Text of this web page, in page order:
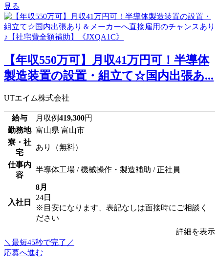
見る
【年収550万可】月収41万円可！半導体
製造装置の設置・組立て☆国内出張あ...
UTエイム株式会社
給与 月収例419,300円
勤務地 富山県 富山市
寮・社
宅
あり（無料）
仕事内
容
半導体工場 / 機械操作・製造補助 / 正社員
入社日
8月
24日
※目安になります、表記なしは面接時にご相談く
ださい
詳細を表示
＼最短45秒で完了／
応募へ進む